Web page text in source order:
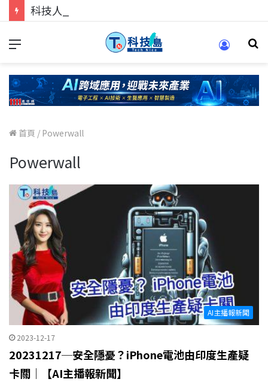
首頁 / Powerwall
Powerwall
AI主播報新聞
2023-12-17
20231217─安全隱憂？iPhone電池由印度生產疑
卡關｜【AI主播報新聞】